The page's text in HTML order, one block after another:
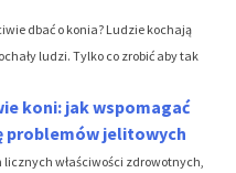
dbać o konia? Ludzie kochają
ludzi. Tylko co zrobić aby tak
koni: jak wspomagać
jelitowych
licznych właściwości zdrowotnych,